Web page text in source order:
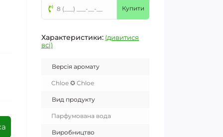
Купити
Характеристики: (дивитися
всі)
Версія аромату
Chloe ✪ Chloe
Вид продукту
Парфумована вода
Виробництво